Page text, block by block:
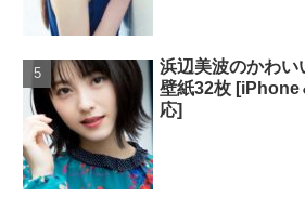
浜辺美波のかわい
壁紙32枚
応]